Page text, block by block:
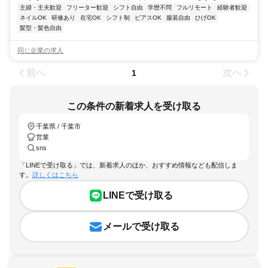
主婦・主夫歓迎 フリーター歓迎 シフト自由 学歴不問 フルリモート
経験者歓迎
ネイルOK
研修あり 在宅OK シフト制 ピアスOK 服装自由
ひげOK
髪型・髪色自由
同じ企業の求人
前へ 1 次へ
この条件の新着求人を受け取る
千葉県 / 千葉市
営業
sns
「LINEで受け取る」では、新着求人のほか、おすすめ情報なども配信しま
す。 詳しくはこちら
LINEで受け取る
メールで受け取る